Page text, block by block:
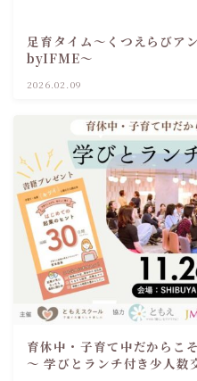
足育タイム～くつえらびア
byIFME～
2026.02.09
育休中・子育て中だからこ
～ 学びとランチ付き少人数